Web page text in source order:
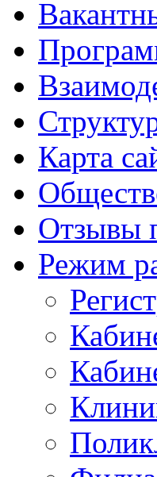
Карта
Отзывы
Режим